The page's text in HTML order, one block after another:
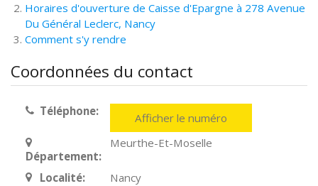
Horaires d'ouverture de Caisse d'Epargne à 278 Avenue
Du Général Leclerc, Nancy
Comment s'y rendre
Coordonnées du contact
Téléphone: Afficher le numéro
Département:
Meurthe-Et-Moselle
Localité:
Nancy